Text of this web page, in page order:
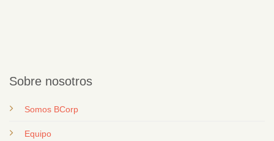
Sobre nosotros
Somos BCorp
Equipo